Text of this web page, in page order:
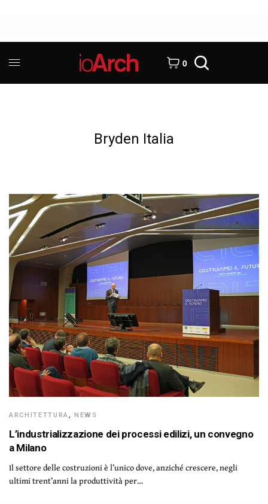
0
Bryden Italia
ARCHITETTURA,NEWS
L’industrializzazione dei processi edilizi, un convegno
a Milano
Il settore delle costruzioni è l’unico dove, anziché crescere, negli
ultimi trent’anni la produttività per…